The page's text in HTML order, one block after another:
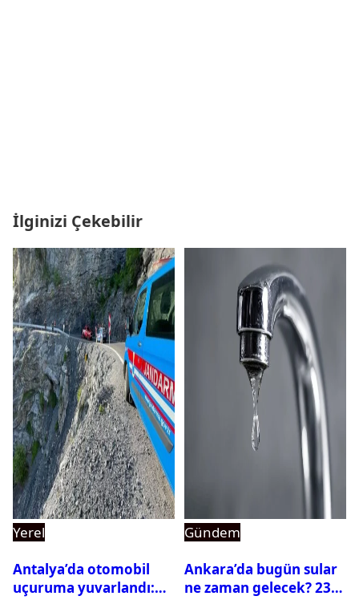
İlginizi Çekebilir
Yerel
Antalya’da otomobil
uçuruma yuvarlandı:
Gündem
Ankara’da bugün sular
ne zaman gelecek? 23